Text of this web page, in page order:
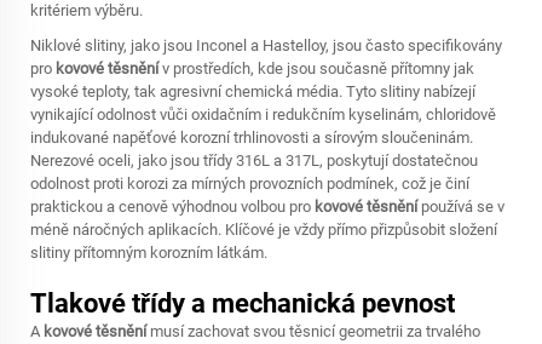
kritériem výběru.
Niklové slitiny, jako jsou Inconel a Hastelloy, jsou často specifikovány
pro kovové těsněnív prostředích, kde jsou současně přítomny jak
vysoké teploty, tak agresivní chemická média. Tyto slitiny nabízejí
vynikající odolnost vůči oxidačním i redukčním kyselinám, chloridově
indukované napěťové korozní trhlinovosti a sírovým sloučeninám.
Nerezové oceli, jako jsou třídy 316L a 317L, poskytují dostatečnou
odolnost proti korozi za mírných provozních podmínek, což je činí
praktickou a cenově výhodnou volbou pro kovové těsnění používá se v
méně náročných aplikacích. Klíčové je vždy přímo přizpůsobit složení
slitiny přítomným korozním látkám.
Tlakové třídy a mechanická pevnost
A kovové těsnění musí zachovat svou těsnicí geometrii za trvalého